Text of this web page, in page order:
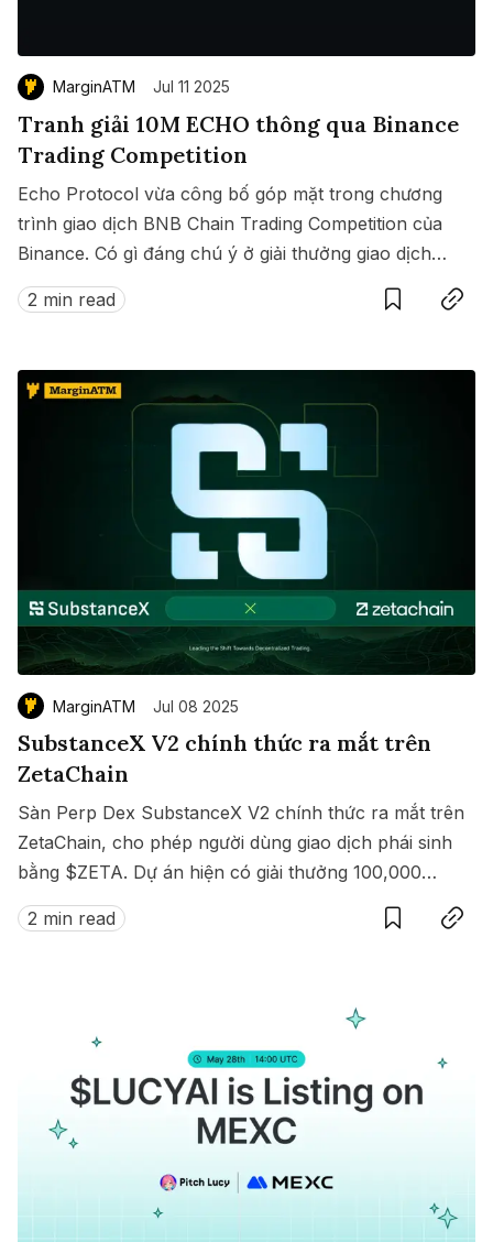
MarginATM Jul 11 2025
Tranh giải 10M ECHO thông qua Binance
Trading Competition
Echo Protocol vừa công bố góp mặt trong chương
trình giao dịch BNB Chain Trading Competition của
Binance. Có gì đáng chú ý ở giải thưởng giao dịch
này?
2 min read
SaveCopy link
MarginATM Jul 08 2025
SubstanceX V2 chính thức ra mắt trên
ZetaChain
Sàn Perp Dex SubstanceX V2 chính thức ra mắt trên
ZetaChain, cho phép người dùng giao dịch phái sinh
bằng $ZETA. Dự án hiện có giải thưởng 100,000
$ZETA diễn ra từ 8 đến 15/07/2025.
2 min read
SaveCopy link